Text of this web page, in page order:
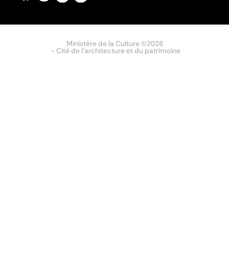
Ministère de la Culture ©2026
- Cité de l'architecture et du patrimoine